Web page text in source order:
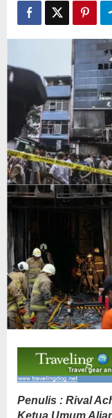
Penulis : Rival
Ketua Umum